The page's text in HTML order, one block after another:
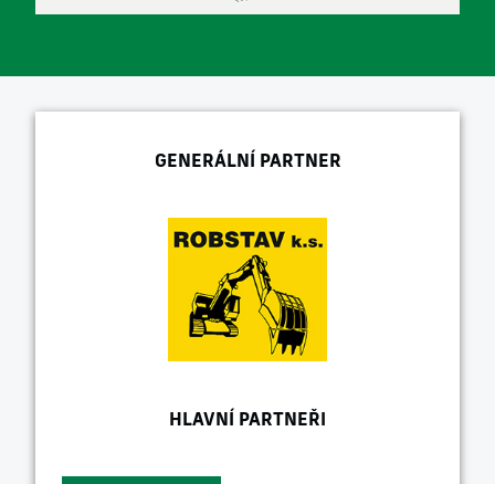
GENERÁLNÍ PARTNER
HLAVNÍ PARTNEŘI